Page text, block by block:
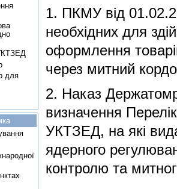
1. ПКМУ від
необхiдних для
оформлення
через митний
2. Наказ
визначення
УКТЗЕД, на які
ядерного
контролю та
для